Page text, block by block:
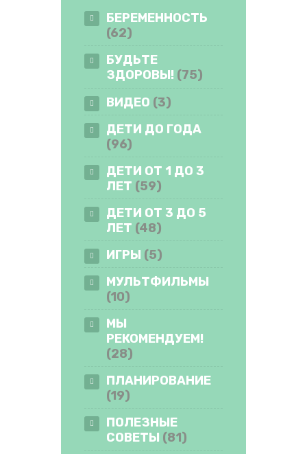
БЕРЕМЕННОСТЬ
(62)
БУДЬТЕ
ЗДОРОВЫ! (75)
ВИДЕО (3)
ДЕТИ ДО ГОДА
(96)
ДЕТИ ОТ 1 ДО 3
ЛЕТ (59)
ДЕТИ ОТ 3 ДО 5
ЛЕТ (48)
ИГРЫ (5)
МУЛЬТФИЛЬМЫ
(10)
МЫ
РЕКОМЕНДУЕМ!
(28)
ПЛАНИРОВАНИЕ
(19)
ПОЛЕЗНЫЕ
СОВЕТЫ (81)